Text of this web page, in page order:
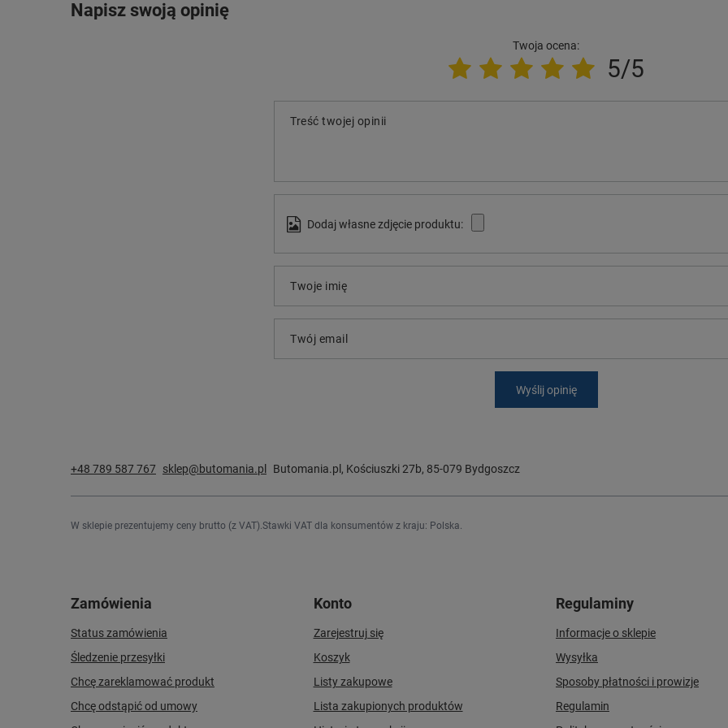
Napisz swoją opinię
Twoja ocena:
5/5
Treść twojej opinii
Dodaj własne zdjęcie produktu:
Twoje imię
Twój email
Wyślij opinię
+48 789 587 767 sklep@butomania.pl Butomania.pl , Kościuszki 27b, 85-079 Bydgoszcz
W sklepie prezentujemy ceny brutto (z VAT). Stawki VAT dla konsumentów z kraju: Polska
Zamówienia
Status zamówienia
Śledzenie przesyłki
Chcę zareklamować produkt
Chcę odstąpić od umowy
Konto
Zarejestruj się
Koszyk
Listy zakupowe
Lista zakupionych produktów
Regulaminy
Informacje o sklepie
Wysyłka
Sposoby płatności i prowizje
Regulamin